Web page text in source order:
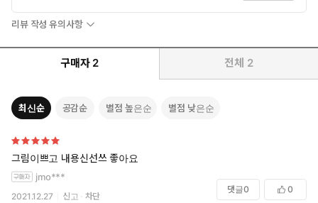
리뷰 작성 유의사항
구매자 2 전체 2
최신순 공감순 별점 높은순 별점 낮은순
그림이쁘고 내용신선쓰 좋아요
jmo***
2021.12.27 신고 차단
댓글0 0